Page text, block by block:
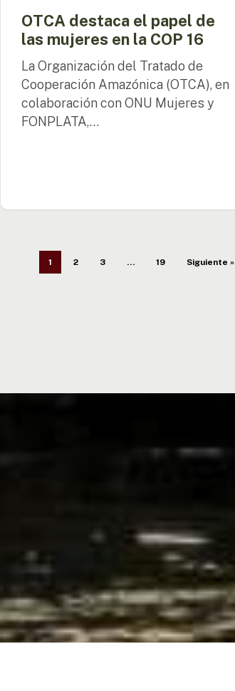
OTCA destaca el papel de
las mujeres en la COP 16
La Organización del Tratado de
Cooperación Amazónica (OTCA), en
colaboración con ONU Mujeres y
FONPLATA,…
1 2 3 … 19 Siguiente »